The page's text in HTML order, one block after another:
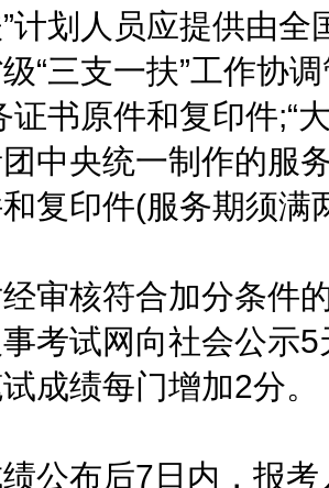
计划人员应提供由全
“三支一扶”工作协
证书原件和复印件;“
中央统一制作的服
复印件(服务期须满
核符合加分条件的
考试网向社会公示
成绩每门增加2分。
布后7日内，报考